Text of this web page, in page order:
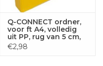
Q-CONNECT ordner,
voor ft A4, volledig
uit PP, rug van 5 cm,
geel
€2,98